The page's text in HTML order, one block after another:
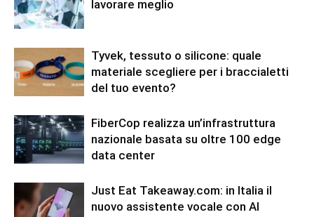
lavorare meglio
Tyvek, tessuto o silicone: quale
materiale scegliere per i braccialetti
del tuo evento?
FiberCop realizza un’infrastruttura
nazionale basata su oltre 100 edge
data center
Just Eat Takeaway.com: in Italia il
nuovo assistente vocale con AI